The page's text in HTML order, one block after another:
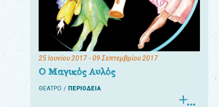
25 Ιουνίου 2017- 09 Σεπτεμβρίου 2017
Ο Μαγικός Αυλός
ΘΕΑΤΡΟ ΠΕΡΙΟΔΕΙΑ